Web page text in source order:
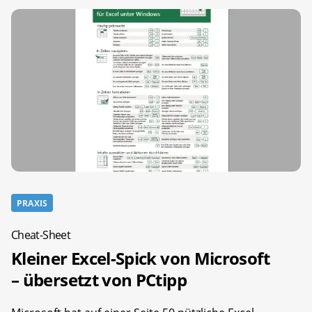
PRAXIS
Cheat-Sheet
Kleiner Excel-Spick von Microsoft
– übersetzt von PCtipp